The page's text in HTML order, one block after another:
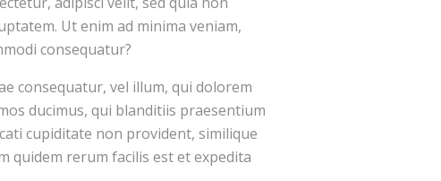
Ut enim ad minima veniam,
consequatur?
consequatur, vel illum, qui dolorem
ducimus, qui blanditiis praesentium
cupiditate non provident, similique
quidem rerum facilis est et expedita